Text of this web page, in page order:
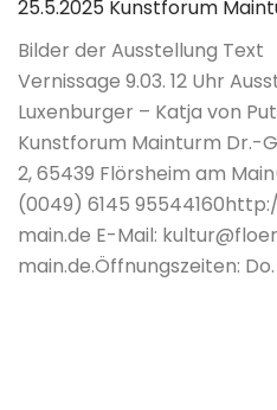
Bilder der Ausstellung Text
Vernissage 9.03. 12 Uhr
Luxenburger – Katja von
Kunstforum Mainturm
2, 65439 Flörsheim am
(0049) 6145
main.de E-Mail:
main.de.Öffnungszeiten: Do.